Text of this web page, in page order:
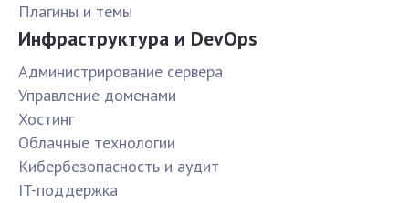
Плагины и темы
Инфраструктура и DevOps
Администрирование сервера
Управление доменами
Хостинг
Облачные технологии
Кибербезопасность и аудит
IT-поддержка